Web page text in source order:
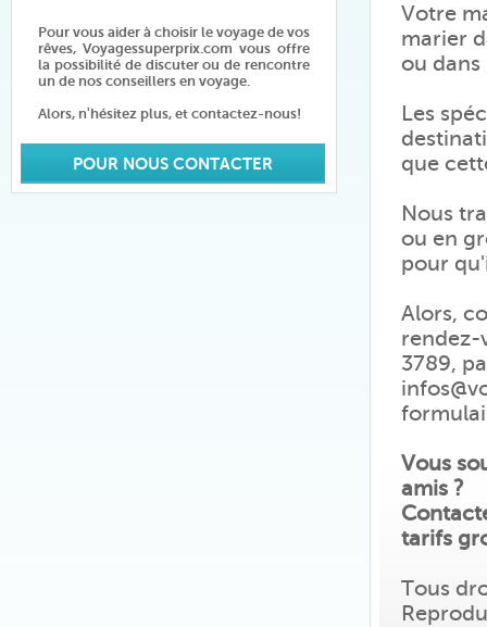
Pour vous aider à choisir le voyage de vos
rêves, Voyagessuperprix.com vous offre
la possibilité de discuter ou de rencontre
un de nos conseillers en voyage.
Alors, n'hésitez plus, et contactez-nous!
POUR NOUS CONTACTER
Votre
marier
ou dans
Les
que
Nous
ou en
pour
Alors,
rendez-
3789,
Vous
amis ?
tarifs
Tous